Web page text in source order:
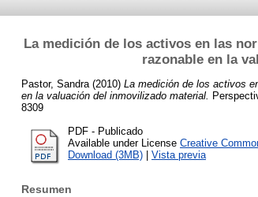
La medición de los activos en las
razonable en la
Pastor, Sandra (2010) La medición de los activos
en la valuación del inmovilizado material.
8309
PDF - Publicado
Available under License Creative
Download (3MB)
Vista previa
Resumen